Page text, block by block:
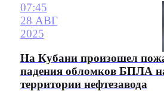
07:45
28 АВГ
2025
На Кубани произошел
падения обломков БПЛА
территории нефтезавода